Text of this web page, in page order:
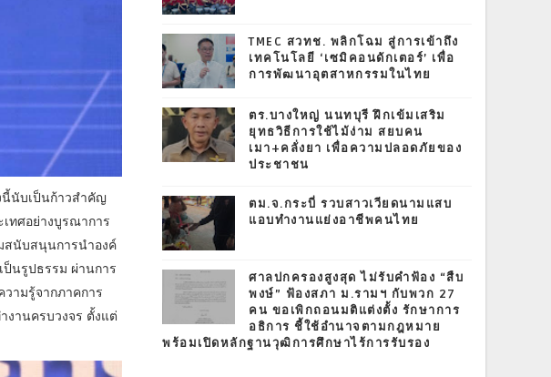
นี้นับเป็นก้าวสำคัญ
ทศอย่างบูรณาการ
สนับสนุนการนำองค์
นรูปธรรม ผ่านการ
ามรู้จากภาคการ
งานครบวงจร ตั้งแต่
TMEC สวทช. พลิกโฉม สู่การเข้าถึง
เทคโนโลยี ‘เซมิคอนดักเตอร์’ เพื่อ
การพัฒนาอุตสาหกรรมในไทย
ตร.บางใหญ่ นนทบุรี ฝึกเข้มเสริม
ยุทธวิธีการใช้ไม้ง่าม สยบคน
เมา+คลั่งยา เพื่อความปลอดภัยของ
ประชาชน
ตม.จ.กระบี่ รวบสาวเวียดนามแสบ
แอบทำงานแย่งอาชีพคนไทย
ศาลปกครองสูงสุด ไม่รับคำฟ้อง “สืบ
พงษ์” ฟ้องสภา ม.รามฯ กับพวก 27
คน ขอเพิกถอนมติแต่งตั้ง รักษาการ
อธิการ ชี้ใช้อำนาจตามกฎหมาย
พร้อมเปิดหลักฐานวุฒิการศึกษาไร้การรับรอง